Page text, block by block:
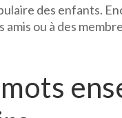
des enfants.
ou à des